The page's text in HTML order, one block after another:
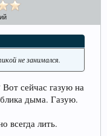
не занимался.
сейчас газую на
дыма. Газую.
всегда лить.